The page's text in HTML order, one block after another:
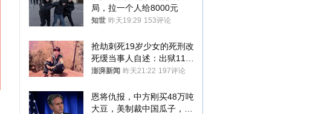
局，拉一个人给8000元
知世 昨天19:29 153评论
抢劫刺死19岁少女的死刑改
死缓当事人自述：出狱11年
间始终刻意躲避被害人家属
澎湃新闻 昨天21:22 197评论
恩将仇报，中方刚买48万吨
大豆，美制裁中国瓜子，布